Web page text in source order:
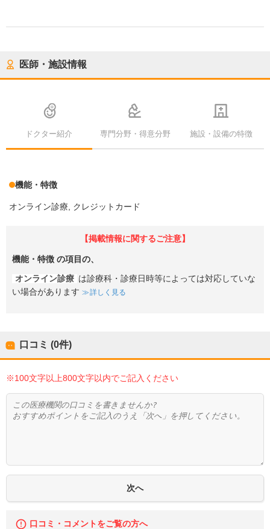
医師・施設情報
ドクター紹介 専門分野・得意分野 施設・設備の特徴
機能・特徴
オンライン診療 クレジットカード
【掲載情報に関するご注意】
機能・特徴 の項目の、
オンライン診療 は診療科・診療日時等によっては対応していな
い場合があります
詳しく見る
口コミ (0件)
※100文字以上800文字以内でご記入ください
口コミ・コメントをご覧の方へ